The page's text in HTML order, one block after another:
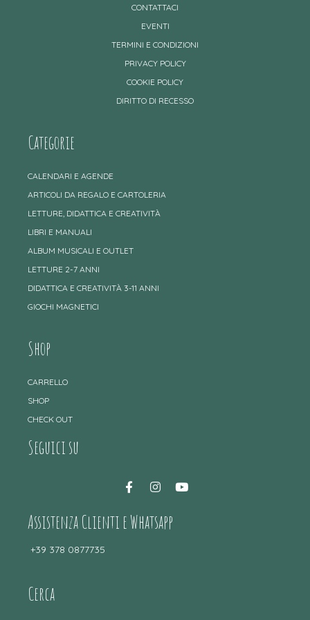
CONTATTACI
EVENTI
TERMINI E CONDIZIONI
PRIVACY POLICY
COOKIE POLICY
DIRITTO DI RECESSO
Categorie
CALENDARI E AGENDE
ARTICOLI DA REGALO E CARTOLERIA
LETTURE, DIDATTICA E CREATIVITÀ
LIBRI E MANUALI
ALBUM MUSICALI E OUTLET
LETTURE 2-7 ANNI
DIDATTICA E CREATIVITÀ 3-11 ANNI
GIOCHI MAGNETICI
Shop
CARRELLO
SHOP
CHECK OUT
Seguici su
Assistenza Clienti e Whatsapp
+39 378 0877735
Cerca